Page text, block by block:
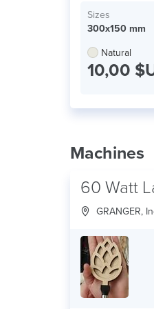
Sizes
300x150 mm
Natural
10,00
Machines
60 Watt
GRANGER,